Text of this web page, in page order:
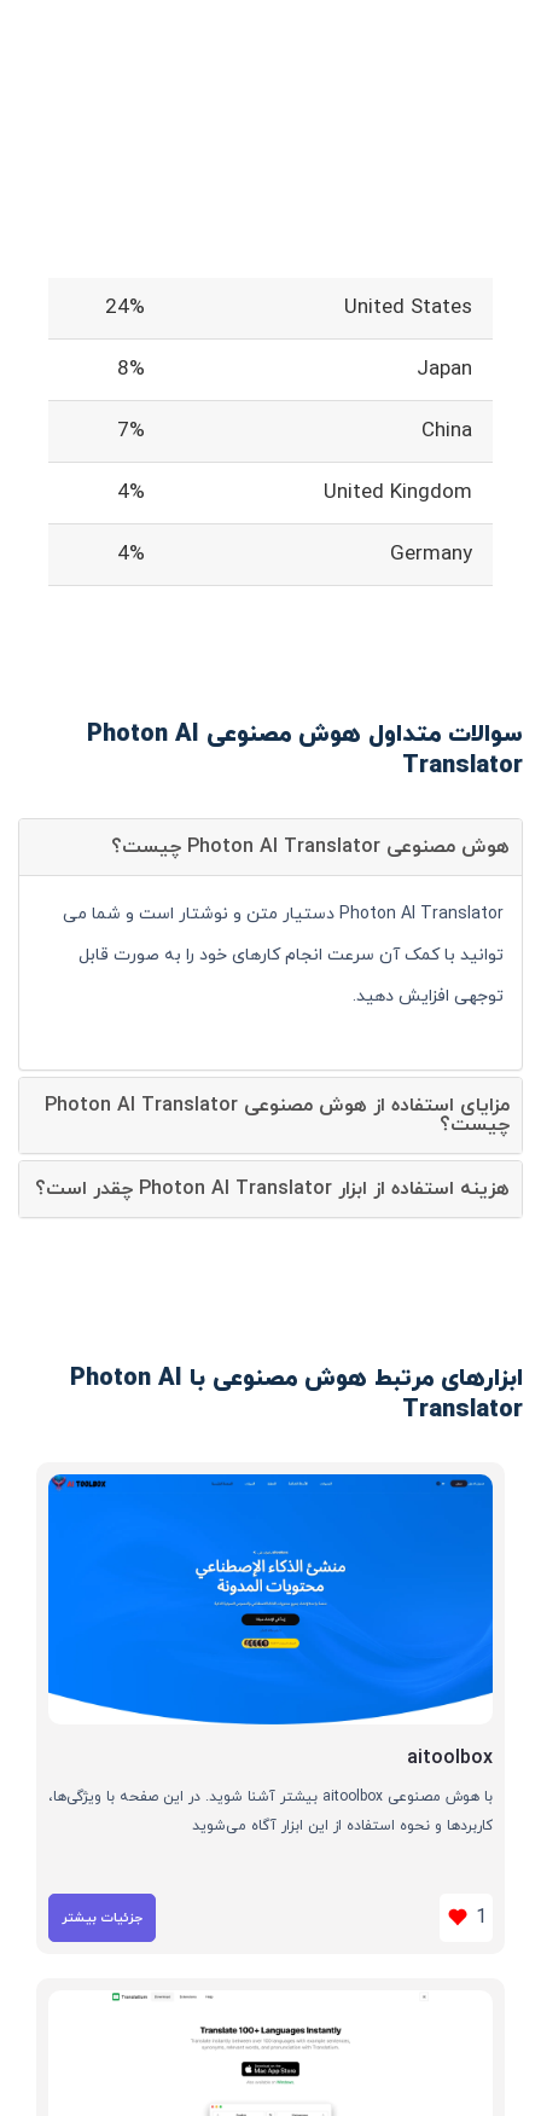
United States
24%
Japan
8%
China
7%
United Kingdom
4%
Germany
4%
سوالات متداول هوش مصنوعی Photon AI
Translator
هوش مصنوعی Photon AI Translator چیست؟
Photon AI Translator دستیار متن و نوشتار است و شما می
توانید با کمک آن سرعت انجام کارهای خود را به صورت قابل
توجهی افزایش دهید.
مزایای استفاده از هوش مصنوعی Photon AI Translator
چیست؟
هزینه استفاده از ابزار Photon AI Translator چقدر است؟
ابزارهای مرتبط هوش مصنوعی با Photon AI
Translator
aitoolbox
با هوش مصنوعی aitoolbox بیشتر آشنا شوید. در این صفحه با ویژگی‌ها،
کاربردها و نحوه استفاده از این ابزار آگاه می‌شوید
1 جزئیات بیشتر